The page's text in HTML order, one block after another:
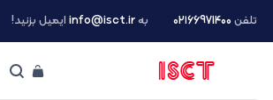
تلفن ۰۲۱66971400 بهinfo@isct.irایمیل بزنید!